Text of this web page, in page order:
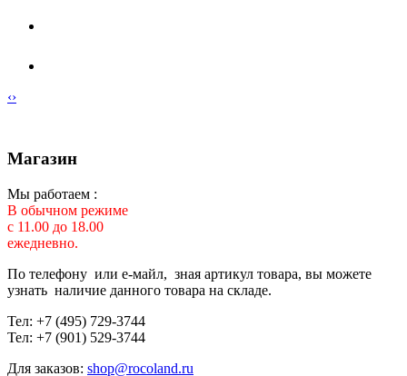
‹›
Магазин
Мы работаем :
В обычном режиме
с 11.00 до 18.00
ежедневно.
По телефону или е-майл, зная артикул товара, вы можете
узнать наличие данного товара на складе.
Тел: +7 (495) 729-3744
Тел: +7 (901) 529-3744
Для заказов: shop@rocoland.ru